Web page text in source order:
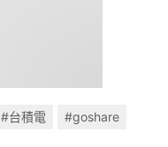
#台積電 #goshare